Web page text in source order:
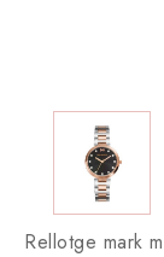
Rellotge mark